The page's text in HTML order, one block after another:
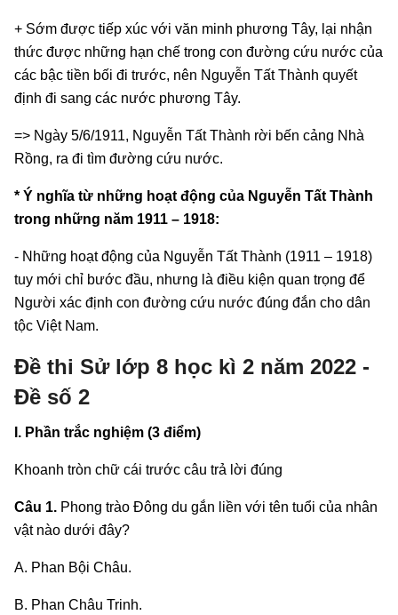
+ Sớm được tiếp xúc với văn minh phương Tây, lại nhận
thức được những hạn chế trong con đường cứu nước của
các bậc tiền bối đi trước, nên Nguyễn Tất Thành quyết
định đi sang các nước phương Tây.
=> Ngày 5/6/1911, Nguyễn Tất Thành rời bến cảng Nhà
Rồng, ra đi tìm đường cứu nước.
* Ý nghĩa từ những hoạt động của Nguyễn Tất Thành
trong những năm 1911 – 1918:
- Những hoạt động của Nguyễn Tất Thành (1911 – 1918)
tuy mới chỉ bước đầu, nhưng là điều kiện quan trọng để
Người xác định con đường cứu nước đúng đắn cho dân
tộc Việt Nam.
Đề thi Sử lớp 8 học kì 2 năm 2022 -
Đề số 2
I. Phần trắc nghiệm (3 điểm)
Khoanh tròn chữ cái trước câu trả lời đúng
Câu 1. Phong trào Đông du gắn liền với tên tuổi của nhân
vật nào dưới đây?
A. Phan Bội Châu.
B. Phan Châu Trinh.